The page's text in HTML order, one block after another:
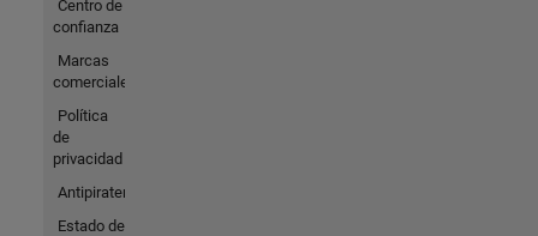
Centro de
confianza
Marcas
comerciales
Política
de
privacidad
Antipiratería
Estado de